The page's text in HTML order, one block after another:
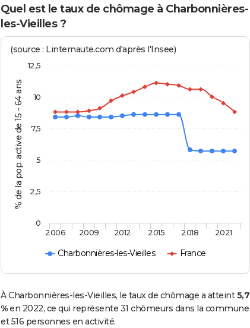
Quel est le taux de chômage à Charbonnières-
les-Vieilles ?
% de la pop. active de 15 - 64 ans
(source : Linternaute.com d'après l'Insee)
Charbonnières-les-Vieilles France
2006 2009 2012 2015 2018 2021
0
2,5
5
7,5
10
12,5
À Charbonnières-les-Vieilles, le taux de chômage a atteint5,7
%en 2022, ce qui représente 31 chômeurs dans la commune
et 516 personnes en activité.